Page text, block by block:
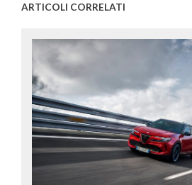
ARTICOLI CORRELATI